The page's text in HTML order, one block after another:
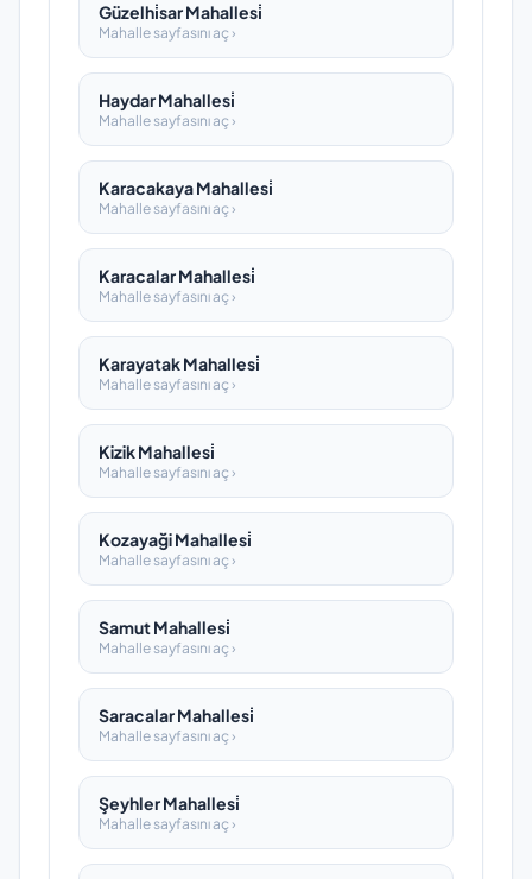
Güzelhi̇sar Mahallesi̇
Mahalle sayfasını aç ›
Haydar Mahallesi̇
Mahalle sayfasını aç ›
Karacakaya Mahallesi̇
Mahalle sayfasını aç ›
Karacalar Mahallesi̇
Mahalle sayfasını aç ›
Karayatak Mahallesi̇
Mahalle sayfasını aç ›
Kizik Mahallesi̇
Mahalle sayfasını aç ›
Kozayaği Mahallesi̇
Mahalle sayfasını aç ›
Samut Mahallesi̇
Mahalle sayfasını aç ›
Saracalar Mahallesi̇
Mahalle sayfasını aç ›
Şeyhler Mahallesi̇
Mahalle sayfasını aç ›